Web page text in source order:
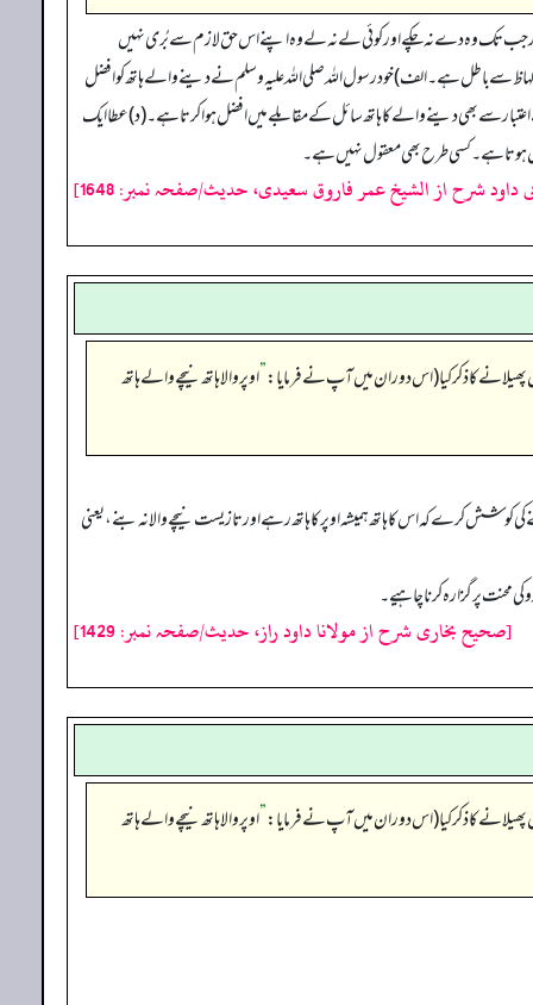
جب تک وہ دے نہ چکے اور کوئی لے نہ لے وہ اپنے اس حق لازم سے بُری نہیں
سے باطل ہے۔الف)خود رسول اللہ صلی اللہ علیہ وسلم نے دینے والے ہاتھ کو افضل
سے بھی دینے والے کا ہاتھ سائل کے مقابلے میں افضل ہوا کرتا ہے۔(د)عطا ایک
ہوتا ہے۔کسی طرح بھی معقول نہیں ہے۔
داود شرح از الشیخ عمر فاروق سعیدی، حدیث/صفحہ نمبر: 1648]
”اوپر والا ہاتھ نیچےوالے ہاتھ
کرے کہ اس کا ہاتھ ہمیشہ اوپر کا ہاتھ رہے اور تازیست نیچے والا نہ بنے، یعنی
محنت پر گزارہ کرناچاہیے۔
[صحیح بخاری شرح از مولانا داود راز، حدیث/صفحہ نمبر: 1429]
”اوپر والا ہاتھ نیچےوالے ہاتھ